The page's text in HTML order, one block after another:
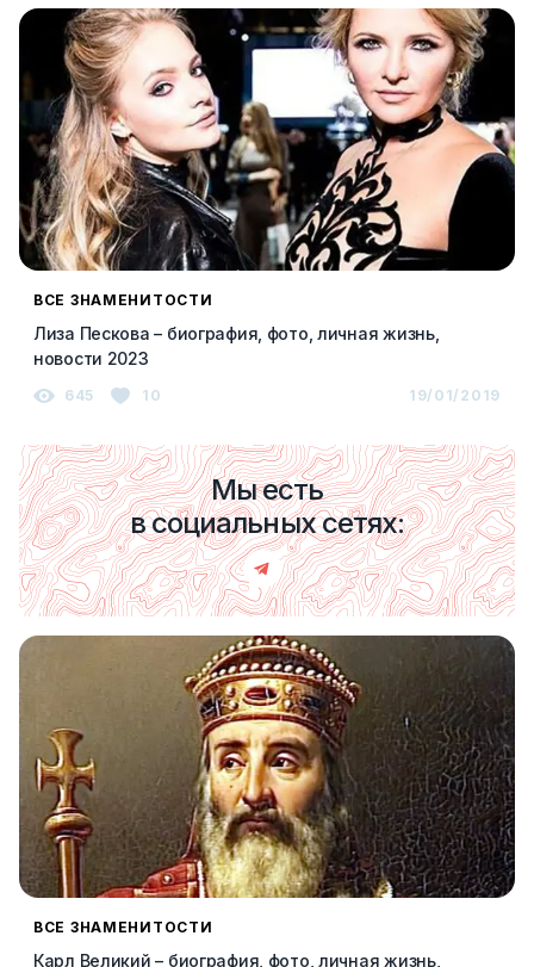
ВСЕ ЗНАМЕНИТОСТИ
Лиза Пескова – биография, фото, личная жизнь,
новости 2023
645 10 19/01/2019
Мы есть
в социальных сетях:
ВСЕ ЗНАМЕНИТОСТИ
Карл Великий – биография, фото, личная жизнь,